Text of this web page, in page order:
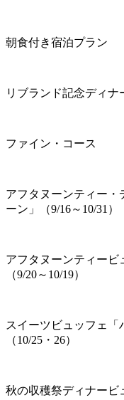
朝食付き宿泊プラン
リブランド記念ディナ
ファイン・コース
アフタヌーンティー・
ーン」（9/16～10/31）
アフタヌーンティービ
（9/20～10/19）
スイーツビュッフェ「
（10/25・26）
秋の収穫祭ディナービ